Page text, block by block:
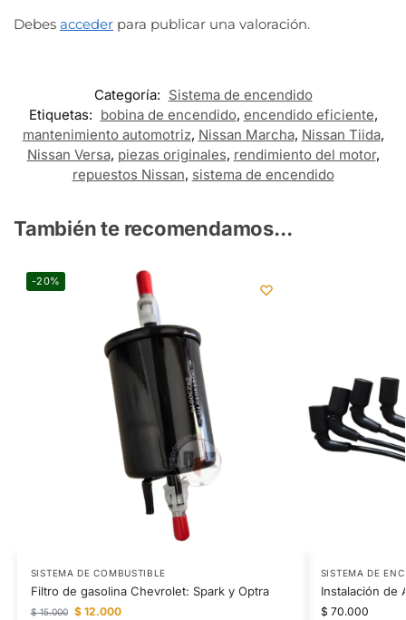
Debes acceder para publicar una valoración.
Categoría: Sistema de encendido
Etiquetas: bobina de encendido, encendido eficiente,
mantenimiento automotriz, Nissan Marcha, Nissan Tiida,
Nissan Versa, piezas originales, rendimiento del motor,
repuestos Nissan, sistema de encendido
También te recomendamos...
-20%
SISTEMA DE COMBUSTIBLE
Filtro de gasolina Chevrolet: Spark y Optra
$15.000 $12.000
SISTEMA DE
Instalación de
$ 70.000